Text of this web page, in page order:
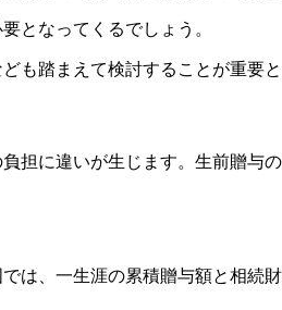
となってくるでしょう。
も踏まえて検討することが重要と
担に違いが生じます。生前贈与
、一生涯の累積贈与額と相続